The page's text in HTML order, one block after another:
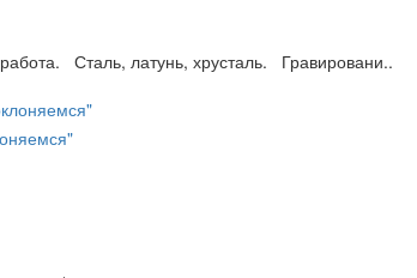
Сталь, латунь, хрусталь. Гравировани..